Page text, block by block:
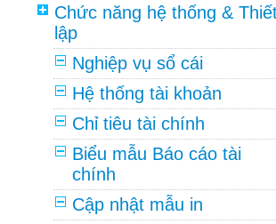
Chức năng hệ thống &
lập
Nghiệp vụ sổ cái
Hệ thống tài khoản
Chỉ tiêu tài chính
Biểu mẫu Báo cáo tài
chính
Cập nhật mẫu in